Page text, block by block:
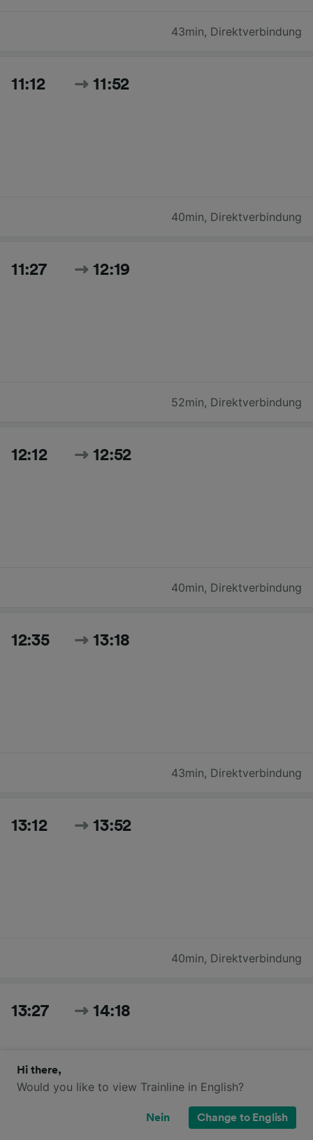
43min, Direktverbindung
11:12 11:52
40min, Direktverbindung
11:27 12:19
52min, Direktverbindung
12:12 12:52
40min, Direktverbindung
12:35 13:18
43min, Direktverbindung
13:12 13:52
40min, Direktverbindung
13:27 14:18
Hi there,
Would you like to view Trainline in English?
Nein Change to English